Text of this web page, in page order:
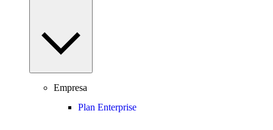
Empresa
Plan Enterprise